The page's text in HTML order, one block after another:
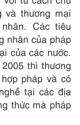
và thương mại
Các tiêu
nhân của pháp
của các nước.
thì thương
pháp và có
tại các địa
thức mà pháp